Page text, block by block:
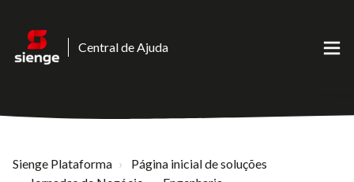
Central de Ajuda
Sienge Plataforma
Página inicial de soluções